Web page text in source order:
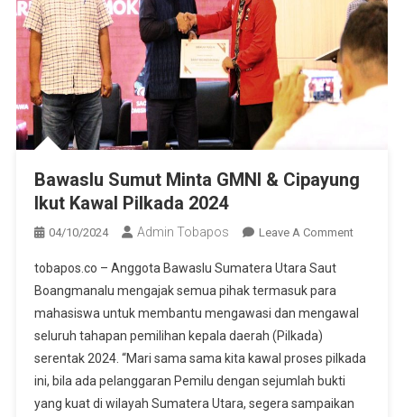
Bawaslu Sumut Minta GMNI & Cipayung
Ikut Kawal Pilkada 2024
04/10/2024 Admin Tobapos Leave A CommentOn
GMNI &
Ikut
Pilkada
tobapos.co – Anggota Bawaslu Sumatera Utara Saut
Boangmanalu mengajak semua pihak termasuk para
mahasiswa untuk membantu mengawasi dan mengawal
seluruh tahapan pemilihan kepala daerah (Pilkada)
serentak 2024. “Mari sama sama kita kawal proses pilkada
ini, bila ada pelanggaran Pemilu dengan sejumlah bukti
yang kuat di wilayah Sumatera Utara, segera sampaikan